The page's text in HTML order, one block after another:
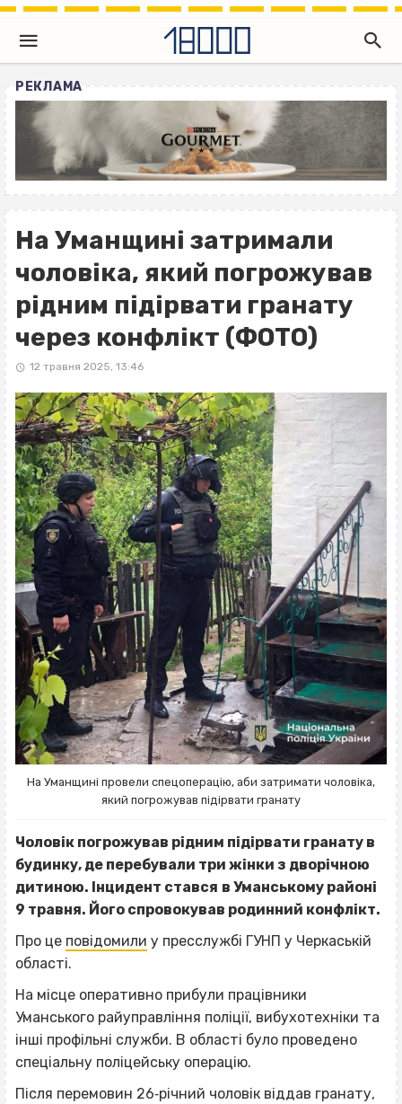
РЕКЛАМА
На Уманщині затримали
чоловіка, який погрожував
рідним підірвати гранату
через конфлікт (ФОТО)
12 травня 2025, 13:46
На Уманщині провели спецоперацію, аби затримати чоловіка,
який погрожував підірвати гранату
Чоловік погрожував рідним підірвати гранату в
будинку, де перебували три жінки з дворічною
дитиною. Інцидент стався в Уманському районі
9 травня. Його спровокував родинний конфлікт.
Про це повідомили у пресслужбі ГУНП у Черкаській
області.
На місце оперативно прибули працівники
Уманського райуправління поліції, вибухотехніки та
інші профільні служби. В області було проведено
спеціальну поліцейську операцію.
Після перемовин 26‐річний чоловік віддав гранату,